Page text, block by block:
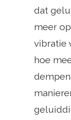
dat
meer
vibratie
hoe